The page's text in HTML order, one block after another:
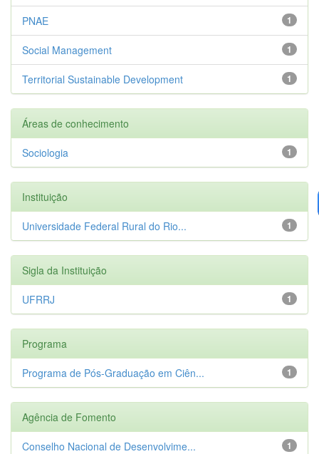
1
PNAE
1
Social Management
1
Territorial Sustainable Development
Áreas de conhecimento
1
Sociologia
Instituição
1
Universidade Federal Rural do Rio...
Sigla da Instituição
1
UFRRJ
Programa
1
Programa de Pós-Graduação em Ciên...
Agência de Fomento
1
Conselho Nacional de Desenvolvime...